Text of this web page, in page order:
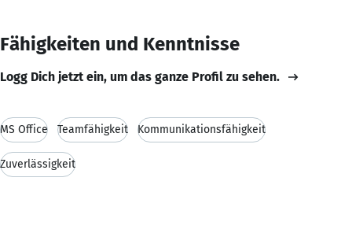
Fähigkeiten und Kenntnisse
Logg Dich jetzt ein, um das ganze Profil zu sehen.
MS Office Teamfähigkeit Kommunikationsfähigkeit
Zuverlässigkeit